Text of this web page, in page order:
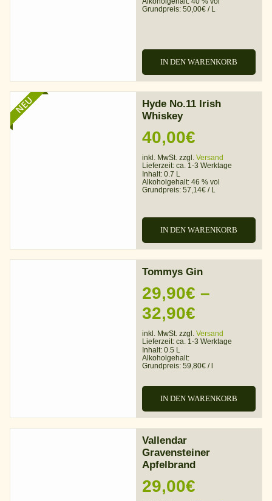
Grundpreis: 50,00€ / L
IN DEN WARENKORB
NEU
Hyde No.11 Irish
Whiskey
40,00€
inkl. MwSt. zzgl. Versand
Lieferzeit: ca. 1-3 Werktage
Inhalt: 0.7 L
Alkoholgehalt: 46 % vol
Grundpreis: 57,14€ / L
IN DEN WARENKORB
Tommys Gin
29,90€ –
32,90€
29,90€
32,90€
inkl. MwSt. zzgl. Versand
Lieferzeit: ca. 1-3 Werktage
Inhalt: 0.5 L
Alkoholgehalt:
Grundpreis: 59,80€ /
IN DEN WARENKORB
Vallendar
Gravensteiner
Apfelbrand
29,00€